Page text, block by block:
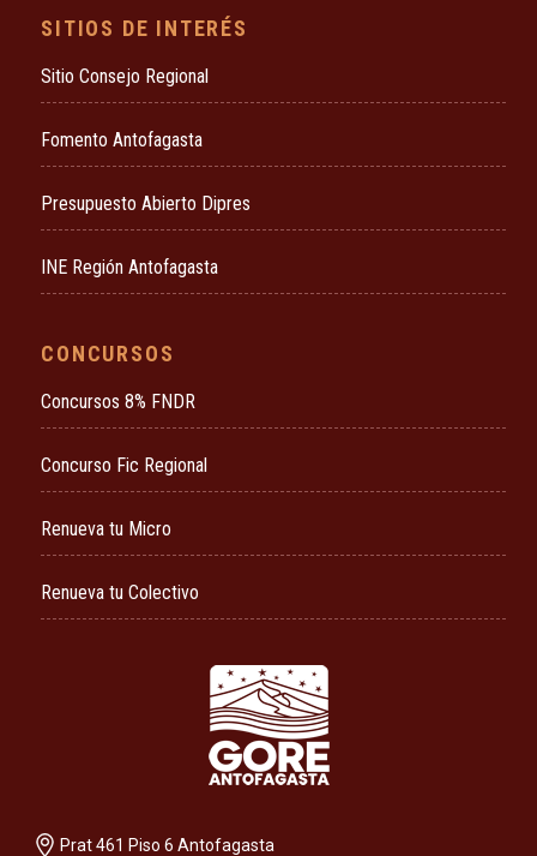
SITIOS DE INTERÉS
Sitio Consejo Regional
Fomento Antofagasta
Presupuesto Abierto Dipres
INE Región Antofagasta
CONCURSOS
Concursos 8% FNDR
Concurso Fic Regional
Renueva tu Micro
Renueva tu Colectivo
Prat 461 Piso 6 Antofagasta